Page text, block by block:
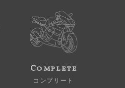
Complete
コンプリート